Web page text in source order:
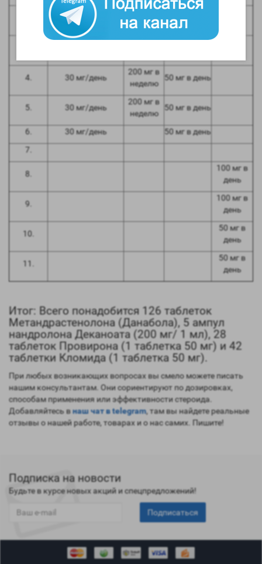
30 мг/день
200 мг в
неделю
200 мг в
4. 30 мг/день
200 мг в
неделю
50 мг в день
5. 30 мг/день
200 мг в
неделю
50 мг в день
6. 30 мг/день
50 мг в день
7.
8.
100 мг в
день
9.
100 мг в
день
10.
50 мг в
день
11.
50 мг в
день
Итог: Всего понадобится 126 таблеток
Метандрастенолона (Данабола), 5 ампул
нандролона Деканоата (200 мг/ 1 мл), 28
таблеток Провирона (1 таблетка 50 мг) и 42
таблетки Кломида (1 таблетка 50 мг).
При любых возникающих вопросах вы смело можете писать
нашим консультантам. Они сориентируют по дозировках,
способам применения или эффективности стероида.
Добавляйтесь внаш чат в telegram, там вы найдете реальные
отзывы о нашей работе, товарах и о нас самих. Пишите!
Подписка на новости
Будьте в курсе новых акций и спецпредложений!
Подписаться